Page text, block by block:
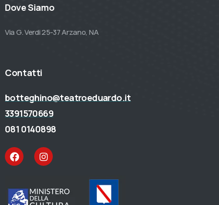
Dove Siamo
Via G. Verdi 25-37 Arzano, NA
Contatti
botteghino@teatroeduardo.it
3391570669
081 0140898